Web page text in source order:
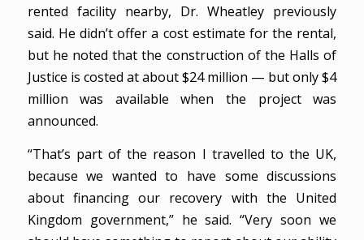
rented facility nearby, Dr. Wheatley previously
said. He didn’t offer a cost estimate for the rental,
but he noted that the construction of the Halls of
Justice is costed at about $24 million — but only $4
million was available when the project was
announced.
“That’s part of the reason I travelled to the UK,
because we wanted to have some discussions
about financing our recovery with the United
Kingdom government,” he said. “Very soon we